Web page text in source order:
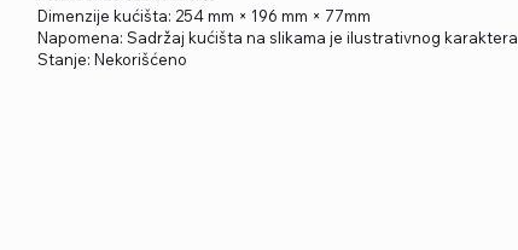
Dimenzije kućišta: 254 mm × 196 mm × 77mm
Napomena: Sadržaj kućišta na slikama je ilustrativnog karaktera
Stanje: Nekorišćeno